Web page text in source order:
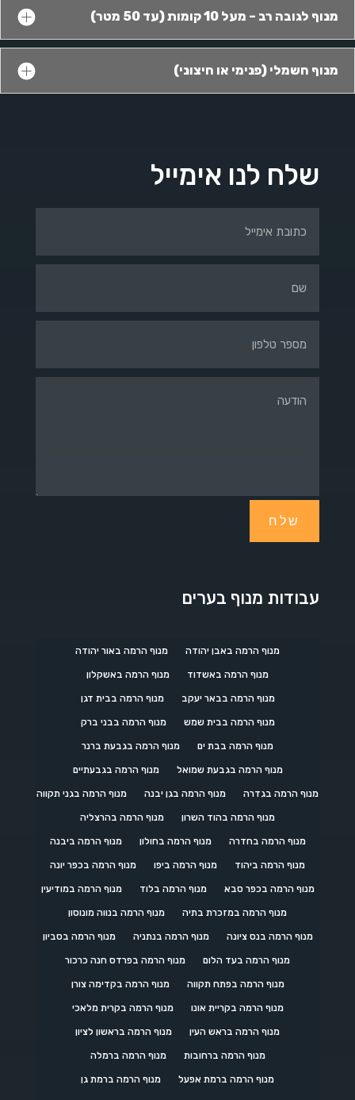
מנוף לגובה רב – מעל 10 קומות (עד 50 מטר)
מנוף חשמלי (פנימי או חיצוני)
שלח לנו אימייל
שלח
עבודות מנוף בערים
מנוף הרמה באבן יהודה מנוף הרמה באור יהודה
מנוף הרמה באשדוד מנוף הרמה באשקלון
מנוף הרמה בבאר יעקב מנוף הרמה בבית דגן
מנוף הרמה בבית שמש מנוף הרמה בבני ברק
מנוף הרמה בבת ים מנוף הרמה בגבעת ברנר
מנוף הרמה בגבעת שמואל מנוף הרמה בגבעתיים
מנוף הרמה בגדרה מנוף הרמה בגן יבנה מנוף הרמה בגני תקווה
מנוף הרמה בהוד השרון מנוף הרמה בהרצליה
מנוף הרמה בחדרה מנוף הרמה בחולון מנוף הרמה ביבנה
מנוף הרמה ביהוד מנוף הרמה ביפו מנוף הרמה בכפר יונה
מנוף הרמה בכפר סבא מנוף הרמה בלוד מנוף הרמה במודיעין
מנוף הרמה במזכרת בתיה מנוף הרמה בנווה מונוסון
מנוף הרמה בנס ציונה מנוף הרמה בנתניה מנוף הרמה בסביון
מנוף הרמה בעד הלום מנוף הרמה בפרדס חנה כרכור
מנוף הרמה בפתח תקווה מנוף הרמה בקדימה צורן
מנוף הרמה בקריית אונו מנוף הרמה בקרית מלאכי
מנוף הרמה בראש העין מנוף הרמה בראשון לציון
מנוף הרמה ברחובות מנוף הרמה ברמלה
מנוף הרמה ברמת אפעל מנוף הרמה ברמת גן